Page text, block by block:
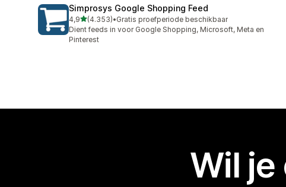
Simprosys Google Shopping Feed
4,9van 5 sterren
(4.353)
4353 recensies in totaal
•Gratis proefperiode beschikbaar
Dient feeds in voor Google Shopping, Microsoft, Meta en
Pinterest
Wil